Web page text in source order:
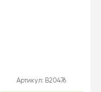
Артикул: B20476